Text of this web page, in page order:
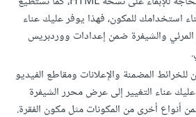
استخدامك للمكون، فهذا يوفر عليك عناء
المرئي والشيفرة ضمن إعدادات ووردبريس
المضمنة والإعلانات ومقاطع الفيديو
عناء التغيير إلى عرض محرر الشيفرة
أنواع أخرى من المكونات مثل مكون الفقرة.